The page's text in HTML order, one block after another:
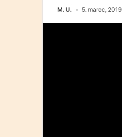
M. U. 5. marec, 2019